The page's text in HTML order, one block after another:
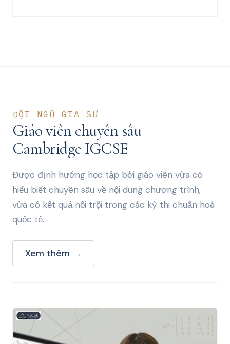
ĐỘI NGŨ GIA SƯ
Giáo viên chuyên sâu
Cambridge IGCSE
Được định hướng học tập bởi giáo viên vừa có
hiểu biết chuyên sâu về nội dung chương trình,
vừa có kết quả nổi trội trong các kỳ thi chuẩn hoá
quốc tế.
Xem thêm →